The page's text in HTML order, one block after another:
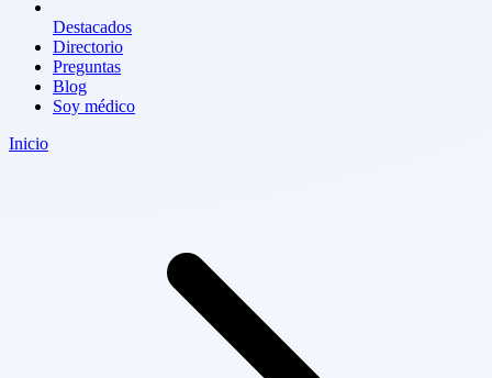
Destacados
Directorio
Preguntas
Blog
Soy médico
Inicio